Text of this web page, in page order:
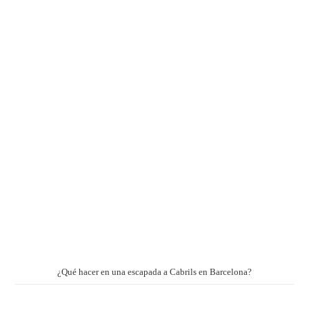
¿Qué hacer en una escapada a Cabrils en Barcelona?